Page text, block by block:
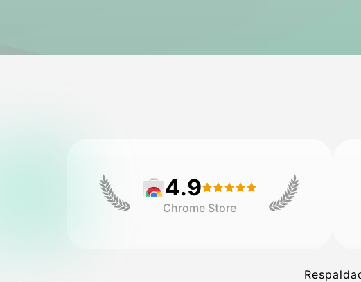
4.9
Chrome Store